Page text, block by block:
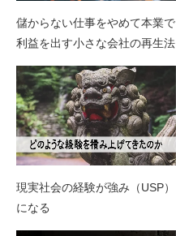
儲からない仕事をやめて本業で
利益を出す小さな会社の再生法
現実社会の経験が強み（USP）
になる